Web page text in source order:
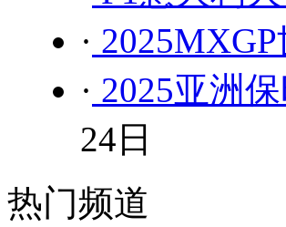
·
· 2025亚洲
24日
热门频道